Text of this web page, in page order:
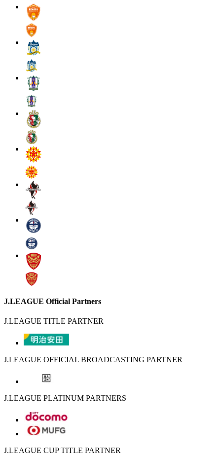
J.LEAGUE Official Partners
J.LEAGUE TITLE PARTNER
J.LEAGUE OFFICIAL BROADCASTING PARTNER
J.LEAGUE PLATINUM PARTNERS
J.LEAGUE CUP TITLE PARTNER